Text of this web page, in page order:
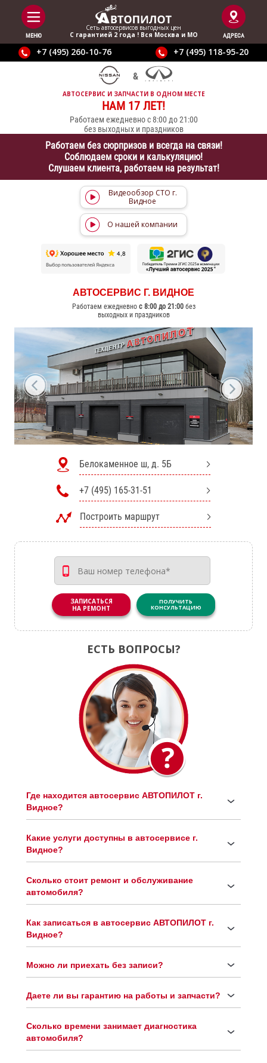
МЕНЮ
Сеть автосервисов выгодныx цен
С гарантией 2 года ! Вся Москва и МО
АДРЕСА
+7 (495) 260-10-76 +7 (495) 118-95-20
АВТОСЕРВИС И ЗАПЧАСТИ В ОДНОМ МЕСТЕ
НАМ 17 ЛЕТ!
Работаем ежедневно с 8:00 до 21:00
без выходных и праздников
Работаем без сюрпризов и всегда на связи!
Соблюдаем сроки и калькуляцию!
Слушаем клиента, работаем на результат!
Видеообзор СТО г.
Видное
О нашей компании
АВТОСЕРВИС Г. ВИДНОЕ
Работаем ежедневно с 8:00 до 21:00без
выходных и праздников
Белокаменное ш, д. 5Б
+7 (495) 165-31-51
Построить маршрут
ЗАПИСАТЬСЯ
НА РЕМОНТ
ПОЛУЧИТЬ
КОНСУЛЬТАЦИЮ
ЕСТЬ ВОПРОСЫ?
Где находится автосервис АВТОПИЛОТ г.
Видное?
Какие услуги доступны в автосервисе г.
Видное?
Сколько стоит ремонт и обслуживание
автомобиля?
Как записаться в автосервис АВТОПИЛОТ г.
Видное?
Можно ли приехать без записи?
Даете ли вы гарантию на работы и запчасти?
Сколько времени занимает диагностика
автомобиля?